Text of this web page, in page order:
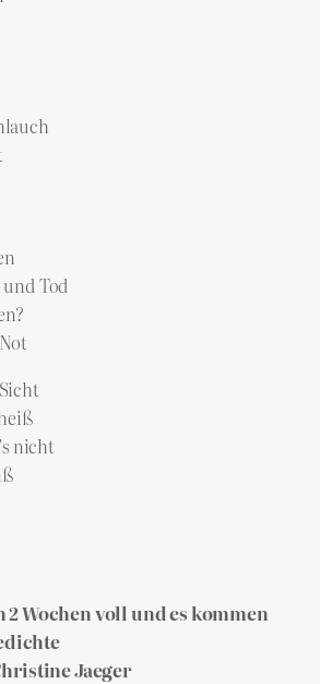
und Tod
nicht
2 Wochen voll und es kommen
Jaeger